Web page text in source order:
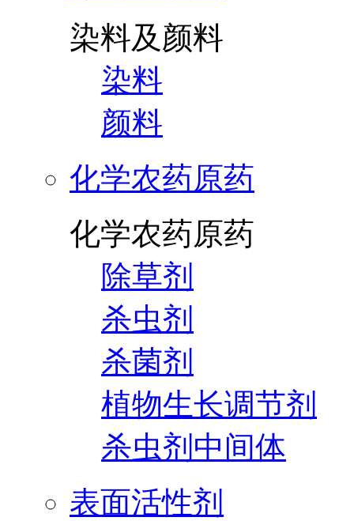
染料及颜料
染料
颜料
化学农药原药
化学农药原药
除草剂
杀虫剂
杀菌剂
植物生长调节剂
杀虫剂中间体
表面活性剂